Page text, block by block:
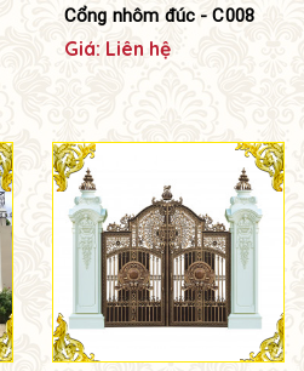
Cổng nhôm đúc - C008
Giá: Liên hệ